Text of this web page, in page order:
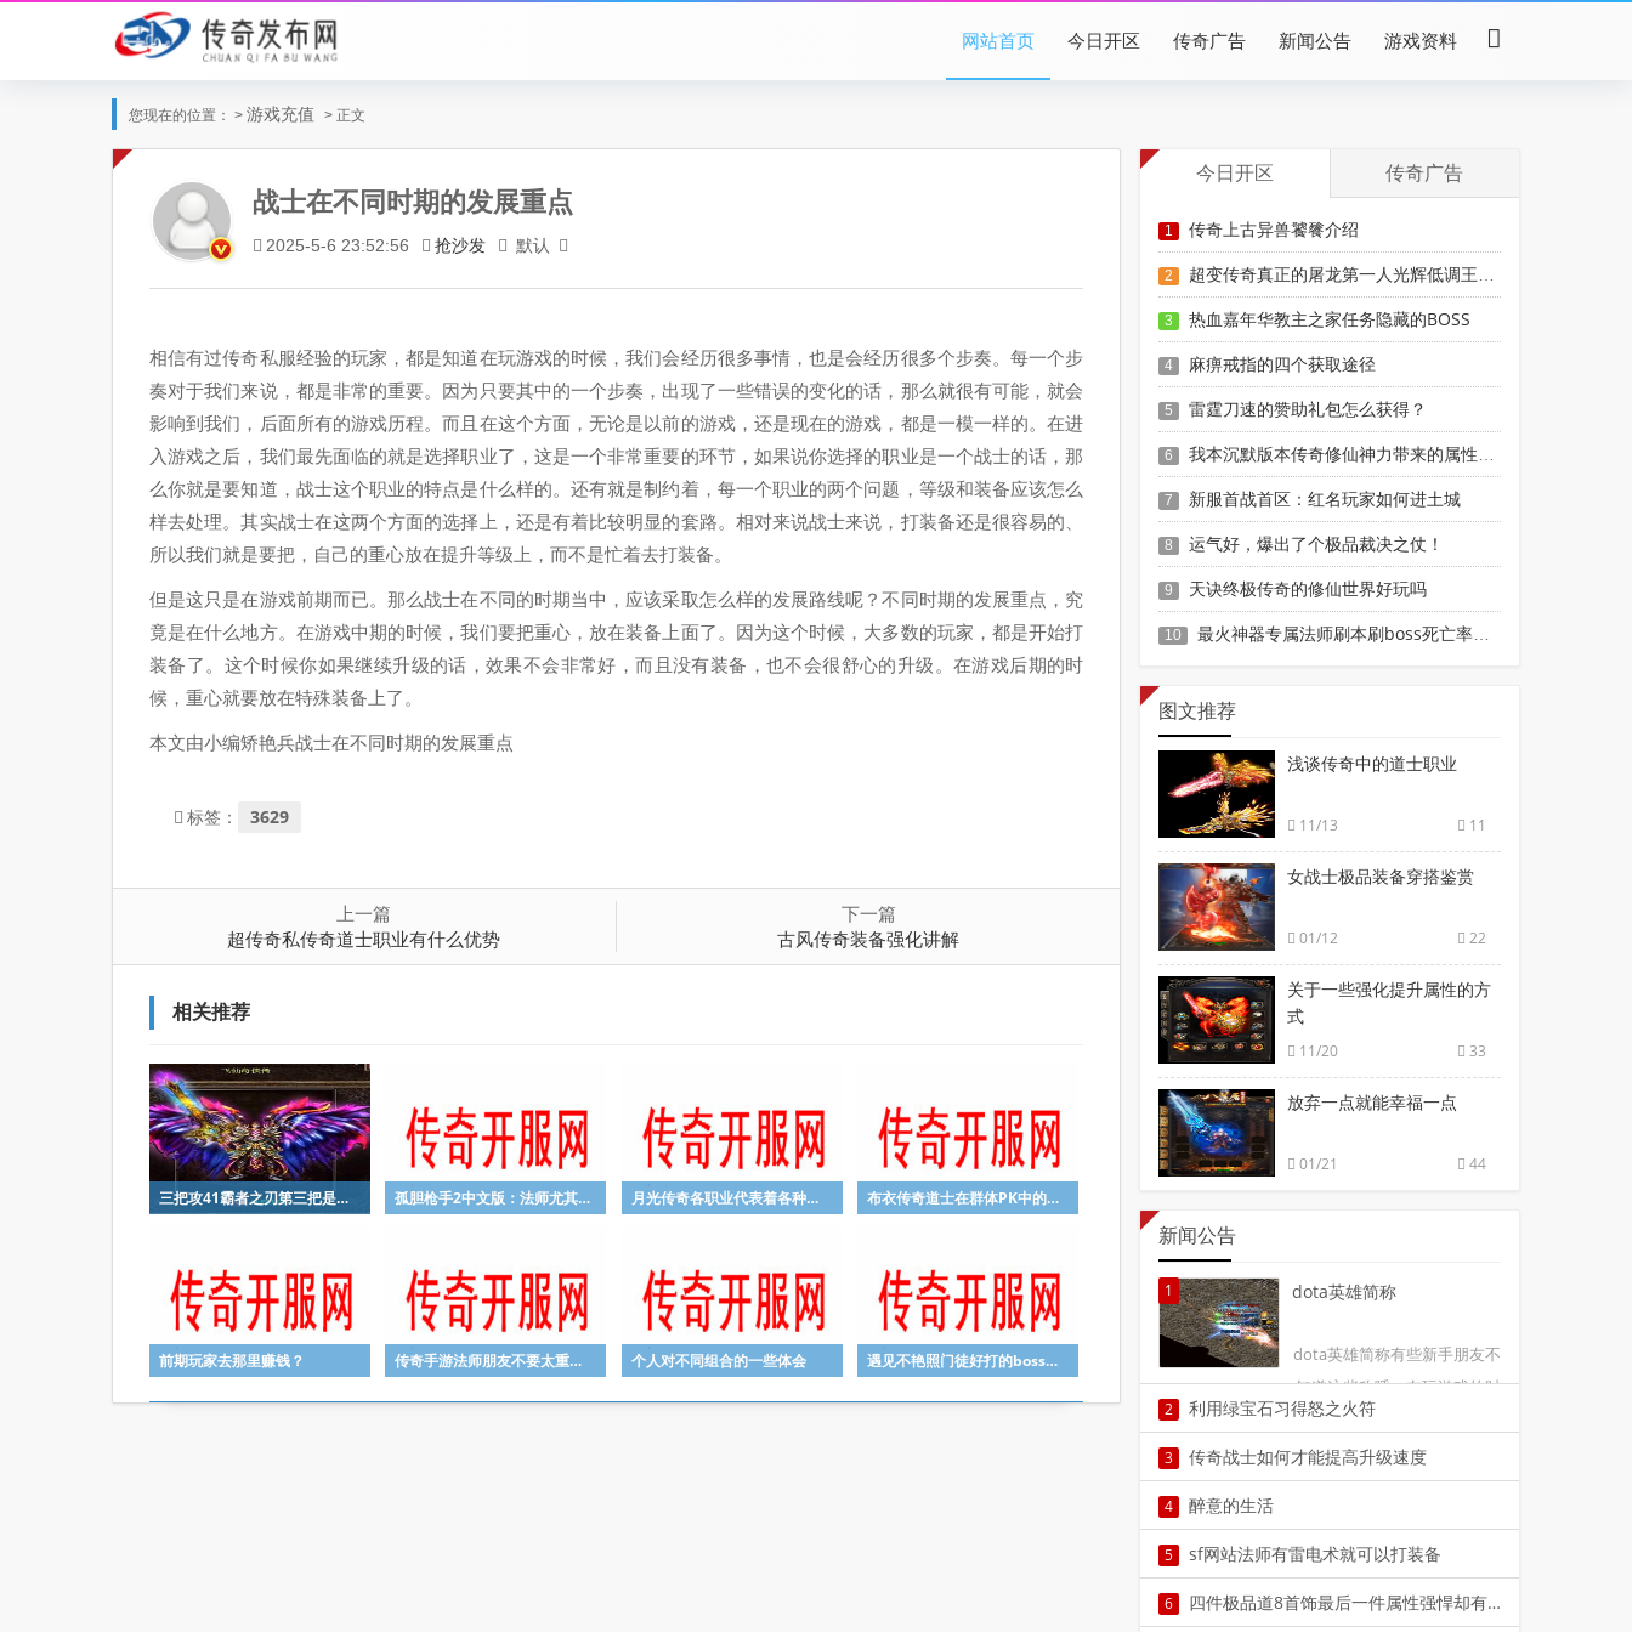
网站首页 今日开区 传奇广告 新闻公告 游戏资料
您现在的位置： > 游戏充值 > 正文
战士在不同时期的发展重点
2025-5-6 23:52:56 抢沙发 默认
相信有过传奇私服经验的玩家，都是知道在玩游戏的时候，我们会经历很多事情，也是会经历很多个步奏。每一个步
奏对于我们来说，都是非常的重要。因为只要其中的一个步奏，出现了一些错误的变化的话，那么就很有可能，就会
影响到我们，后面所有的游戏历程。而且在这个方面，无论是以前的游戏，还是现在的游戏，都是一模一样的。在进
入游戏之后，我们最先面临的就是选择职业了，这是一个非常重要的环节，如果说你选择的职业是一个战士的话，那
么你就是要知道，战士这个职业的特点是什么样的。还有就是制约着，每一个职业的两个问题，等级和装备应该怎么
样去处理。其实战士在这两个方面的选择上，还是有着比较明显的套路。相对来说战士来说，打装备还是很容易的、
所以我们就是要把，自己的重心放在提升等级上，而不是忙着去打装备。
但是这只是在游戏前期而已。那么战士在不同的时期当中，应该采取怎么样的发展路线呢？不同时期的发展重点，究
竟是在什么地方。在游戏中期的时候，我们要把重心，放在装备上面了。因为这个时候，大多数的玩家，都是开始打
装备了。这个时候你如果继续升级的话，效果不会非常好，而且没有装备，也不会很舒心的升级。在游戏后期的时
候，重心就要放在特殊装备上了。
本文由小编矫艳兵战士在不同时期的发展重点
标签： 3629
上一篇
超传奇私传奇道士职业有什么优势
下一篇
古风传奇装备强化讲解
相关推荐
三把攻41霸者之刃第三把是开天和怒斩的结合体 孤胆枪手2中文版：法师尤其要注意自己的跑位 月光传奇各职业代表着各种不同的游戏人生 布衣传奇道士在群体PK中的重要作用
前期玩家去那里赚钱？ 传奇手游法师朋友不要太重视单挑 个人对不同组合的一些体会 遇见不艳照门徒好打的boss我们要怎么做？
今日开区 传奇广告
1 传奇上古异兽饕餮介绍
2 超变传奇真正的屠龙第一人光辉低调王者十年以上老玩家才看法
3 热血嘉年华教主之家任务隐藏的BOSS
4 麻痹戒指的四个获取途径
5 雷霆刀速的赞助礼包怎么获得？
6 我本沉默版本传奇修仙神力带来的属性增幅
7 新服首战首区：红名玩家如何进土城
8 运气好，爆出了个极品裁决之仗！
9 天诀终极传奇的修仙世界好玩吗
10 最火神器专属法师刷本刷boss死亡率很高？
图文推荐
浅谈传奇中的道士职业
11/13 11
女战士极品装备穿搭鉴赏
01/12 22
关于一些强化提升属性的方
式
11/20 33
放弃一点就能幸福一点
01/21 44
新闻公告
1 dota英雄简称
dota英雄简称有些新手朋友不
知道这些称呼，在玩游戏的时
候，不知道这样的简称是叫
谁，所以在玩游戏的时候，就
有点1
2 利用绿宝石习得怒之火符
本文由小编檀兰兰利用绿宝石习得怒之火符大家
知道，绿宝石是游戏当中非常有价值的一件物
3 传奇战士如何才能提高升级速度
在传奇游戏中很多战士玩家都纷纷反映该职业的
升级速度和道士与法师相比确实要慢了很多，但
是从另外一方面我们也需3
4 醉意的生活
本文由小编朋景荣醉意的生活如果能醉的话，我
想大醉一场,没有了酒，没有了醉，何以抵挡这无
谓苍凉的人生？这样会让4
5 sf网站法师有雷电术就可以打装备
当法师学会了闪电之后，不是着急去练级，而最
好是去打装备，练级的事，不是一天两天就能完
6 四件极品道8首饰最后一件属性强悍却有点尴尬